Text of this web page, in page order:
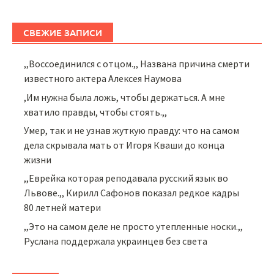
СВЕЖИЕ ЗАПИСИ
,,Воссоединился с отцом.,, Названа причина смерти
известного актера Алексея Наумова
,Им нужна была ложь, чтобы держаться. А мне
хватило правды, чтобы стоять.,,
Умер, так и не узнав жуткую правду: что на самом
дела скрывала мать от Игоря Кваши до конца
жизни
,,Еврейка которая реподавала русский язык во
Львове.,, Кирилл Сафонов показал редкое кадры
80 летней матери
,,Это на самом деле не просто утепленные носки.,,
Руслана поддержала украинцев без света